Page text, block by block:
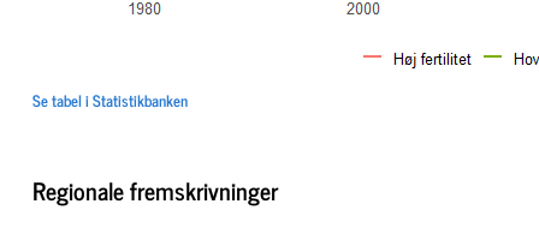
Se tabel i Statistikbanken
Regionale fremskrivninger